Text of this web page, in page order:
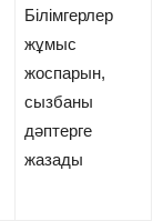
Білімгерлер
жұмыс
жоспарын,
сызбаны
дәптерге
жазады